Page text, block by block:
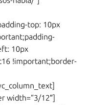
top: 10px
10px
!important;border-
width=”3/12″]